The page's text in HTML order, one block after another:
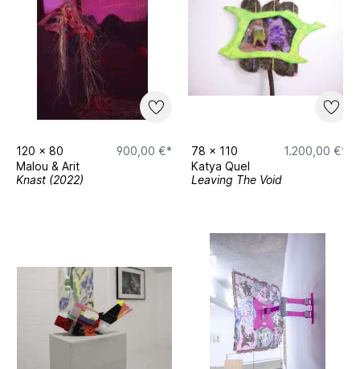
120 x 80
900,00 €*
Malou & Arit
Knast (2022)
78 x 110
1.200,00 €*
Katya Quel
Leaving The Void